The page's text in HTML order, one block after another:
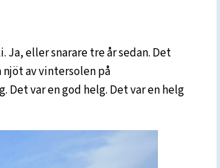
eller snarare tre år sedan. Det
njöt av vintersolen på
Det var en god helg. Det var en helg